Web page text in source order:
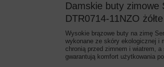
Damskie buty zimowe
DTR0714-11NZO żółte
Wysokie brązowe buty na zimę
wykonane ze skóry ekologicznej i
chronią przed zimnem i wiatrem,
gwarantują komfort użytkowania